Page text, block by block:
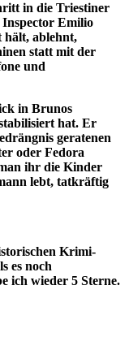
in die Triestiner
Inspector Emilio
hält, ablehnt,
statt mit der
und
in Brunos
hat. Er
geratenen
oder Fedora
ihr die Kinder
lebt, tatkräftig
Krimi-
es noch
ich wieder 5 Sterne.